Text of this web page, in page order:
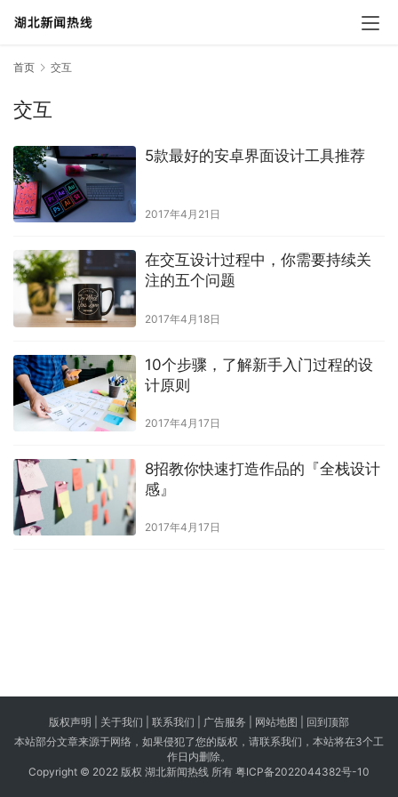
首页 交互
交互
5款最好的安卓界面设计工具推荐
2017年4月21日
在交互设计过程中，你需要持续关
注的五个问题
2017年4月18日
10个步骤，了解新手入门过程的设
计原则
2017年4月17日
8招教你快速打造作品的『全栈设计
感』
2017年4月17日
版权声明 | 关于我们 联系我们 | 广告服务 | 网站地图 | 回到顶部
本站部分文章来源于网络，如果侵犯了您的版权，请联系我们，本站将在3个工
作日内删除。
Copyright © 2022 版权 湖北新闻热线 所有 粤ICP备2022044382号-10